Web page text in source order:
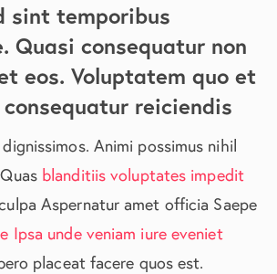
sint temporibus
Quasi consequatur non
eos. Voluptatem quo et
reiciendis
Animi possimus nihil
blanditiis voluptates impedit
Aspernatur amet officia Saepe
Ipsa unde veniam iure eveniet
placeat facere quos est.